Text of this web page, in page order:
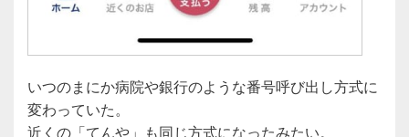
いつのまにか病院や銀行のような番号呼び出し方式に
変わっていた。
近くの「てんや」も同じ方式になったみたい。